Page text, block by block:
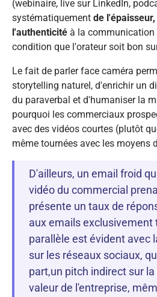
(webinaire, live sur LinkedIn,
systématiquement de
l'authenticité à la communication
condition que l'orateur soit bon
Le fait de parler face caméra
storytelling naturel, d'enrichir un
du paraverbal et d'humaniser la
pourquoi les commerciaux
avec des vidéos courtes (plutôt
même tournées avec les moyens
D'ailleurs, un email froid
vidéo du commercial
présente un taux de
aux emails exclusivement
parallèle est évident avec
sur les réseaux sociaux,
part,un pitch indirect sur
valeur de l'entreprise,